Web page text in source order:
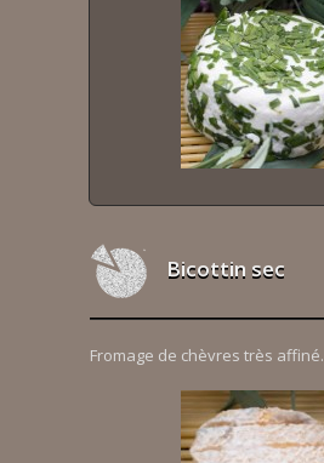
Bicottin sec
Fromage de chèvres très affiné.